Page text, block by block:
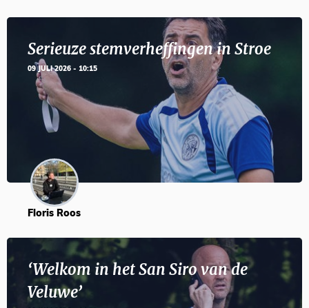
Serieuze stemverheffingen in Stroe
09 JULI 2026 - 10:15
Floris Roos
‘Welkom in het San Siro van de
Veluwe’